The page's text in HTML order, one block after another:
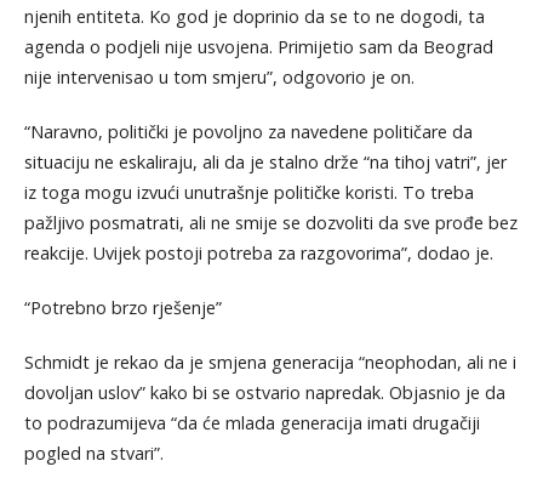
njenih entiteta. Ko god je doprinio da se to ne dogodi, ta
agenda o podjeli nije usvojena. Primijetio sam da Beograd
nije intervenisao u tom smjeru”, odgovorio je on.
“Naravno, politički je povoljno za navedene političare da
situaciju ne eskaliraju, ali da je stalno drže “na tihoj vatri”, jer
iz toga mogu izvući unutrašnje političke koristi. To treba
pažljivo posmatrati, ali ne smije se dozvoliti da sve prođe bez
reakcije. Uvijek postoji potreba za razgovorima”, dodao je.
“Potrebno brzo rješenje”
Schmidt je rekao da je smjena generacija “neophodan, ali ne i
dovoljan uslov” kako bi se ostvario napredak. Objasnio je da
to podrazumijeva “da će mlada generacija imati drugačiji
pogled na stvari”.